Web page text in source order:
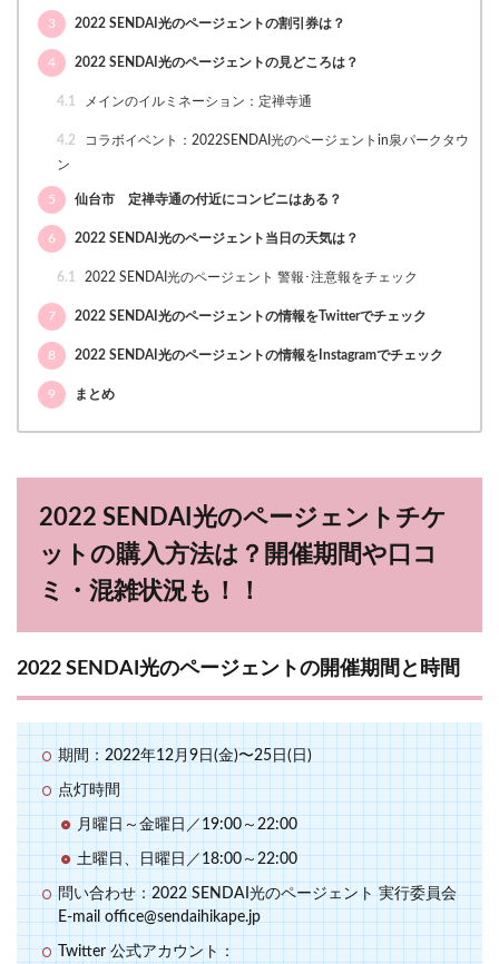
3 2022 SENDAI光のページェントの割引券は？
4 2022 SENDAI光のページェントの見どころは？
4.1 メインのイルミネーション：定禅寺通
4.2
コラボイベント：2022SENDAI光のページェントin泉パークタウ
ン
5 仙台市 定禅寺通の付近にコンビニはある？
6 2022 SENDAI光のページェント当日の天気は？
6.1 2022 SENDAI光のページェント 警報･注意報をチェック
7 2022 SENDAI光のページェントの情報をTwitterでチェック
8 2022 SENDAI光のページェントの情報をInstagramでチェック
9 まとめ
2022 SENDAI光のページェントチケ
ットの購入方法は？開催期間や口コ
ミ・混雑状況も！！
2022 SENDAI光のページェントの開催期間と時間
期間：2022年12月9日(金)〜25日(日)
点灯時間
月曜日～金曜日／19:00～22:00
土曜日、日曜日／18:00～22:00
問い合わせ：2022 SENDAI光のページェント 実行委員会
E-mail office@sendaihikape.jp
Twitter 公式アカウント：